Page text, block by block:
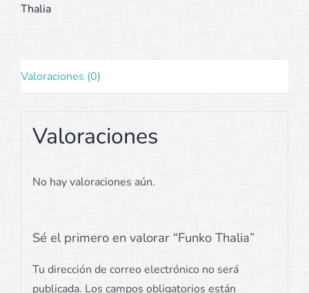
Thalia
Valoraciones (0)
Valoraciones
No hay valoraciones aún.
Sé el primero en valorar “Funko Thalia”
Tu dirección de correo electrónico no será
publicada. Los campos obligatorios están